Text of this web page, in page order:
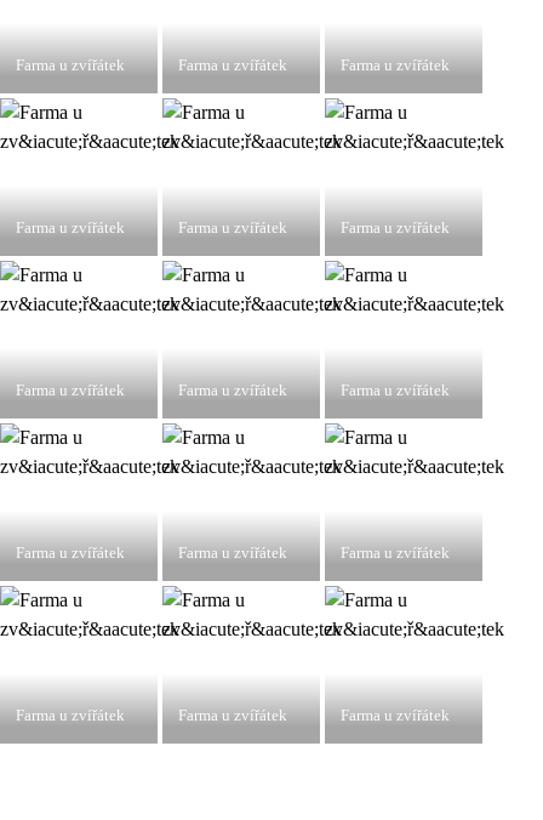
Farma u zvířátek Farma u zvířátek Farma u zvířátek
Farma u zvířátek Farma u zvířátek Farma u zvířátek
Farma u zvířátek Farma u zvířátek Farma u zvířátek
Farma u zvířátek Farma u zvířátek Farma u zvířátek
Farma u zvířátek Farma u zvířátek Farma u zvířátek